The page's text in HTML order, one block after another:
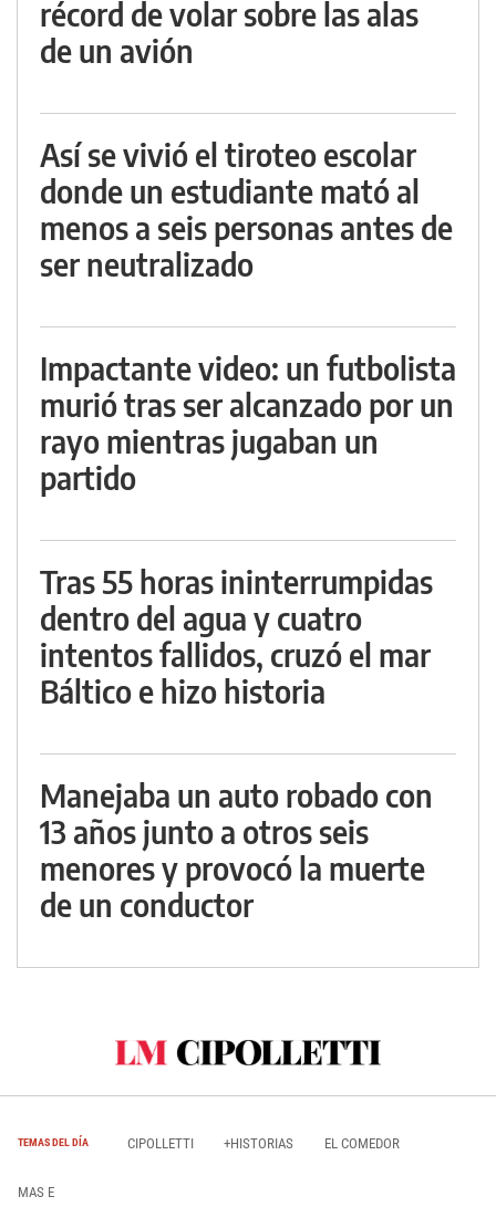
récord de volar sobre las alas
de un avión
Así se vivió el tiroteo escolar
donde un estudiante mató al
menos a seis personas antes de
ser neutralizado
Impactante video: un futbolista
murió tras ser alcanzado por un
rayo mientras jugaban un
partido
Tras 55 horas ininterrumpidas
dentro del agua y cuatro
intentos fallidos, cruzó el mar
Báltico e hizo historia
Manejaba un auto robado con
13 años junto a otros seis
menores y provocó la muerte
de un conductor
TEMAS DEL DÍA CIPOLLETTI +HISTORIAS EL COMEDOR
MAS E